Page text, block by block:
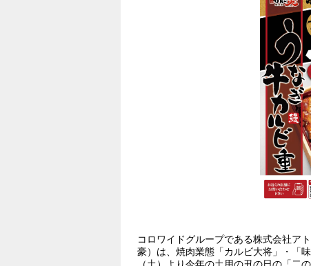
コロワイドグループである株式会社ア
豪）は、焼肉業態「カルビ大将」・「